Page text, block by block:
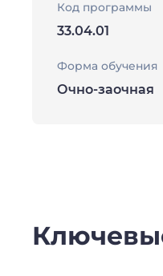
Код программы
33.04.01
Форма обучения
Очно-заочная